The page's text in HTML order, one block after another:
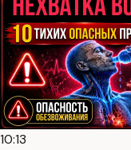
10:13